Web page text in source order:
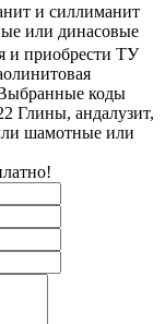
и силлиманит
или динасовые
и приобрести ТУ
коды
Глины, андалузит,
шамотные или